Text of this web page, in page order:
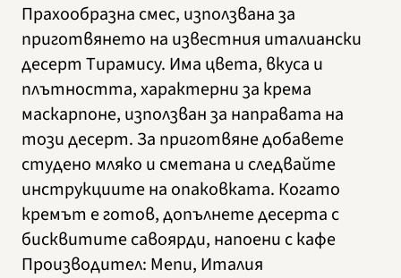
Прахообразна смес, използвана за
приготвянето на известния италиански
десерт Тирамису. Има цвета, вкуса и
плътността, характерни за крема
маскарпоне, използван за направата на
този десерт. За приготвяне добавете
студено мляко и сметана и следвайте
инструкциите на опаковката. Когато
кремът е готов, допълнете десерта с
бисквитите савоярди, напоени с кафе
Производител: Menu, Италия